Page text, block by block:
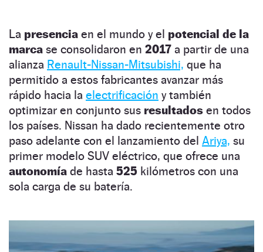
La presencia en el mundo y el potencial de la
marca se consolidaron en 2017 a partir de una
alianza Renault-Nissan-Mitsubishi, que ha
permitido a estos fabricantes avanzar más
rápido hacia la electrificación y también
optimizar en conjunto sus resultados en todos
los países. Nissan ha dado recientemente otro
paso adelante con el lanzamiento del Ariya, su
primer modelo SUV eléctrico, que ofrece una
autonomía de hasta 525 kilómetros con una
sola carga de su batería.